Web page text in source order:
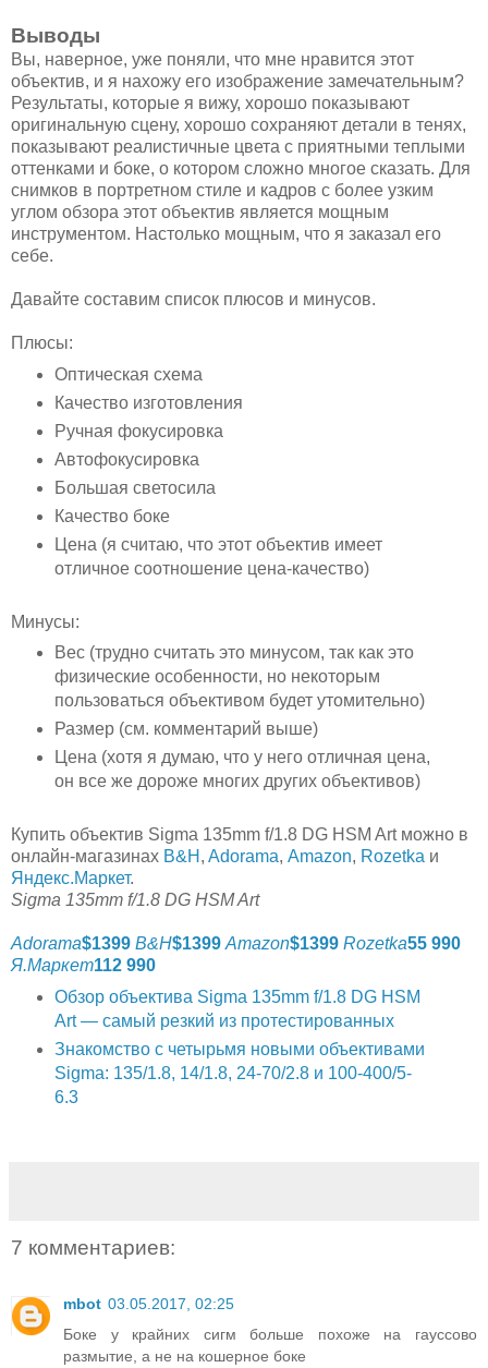
Выводы
Вы, наверное, уже поняли, что мне нравится этот
объектив, и я нахожу его изображение замечательным?
Результаты, которые я вижу, хорошо показывают
оригинальную сцену, хорошо сохраняют детали в тенях,
показывают реалистичные цвета с приятными теплыми
оттенками и боке, о котором сложно многое сказать. Для
снимков в портретном стиле и кадров с более узким
углом обзора этот объектив является мощным
инструментом. Настолько мощным, что я заказал его
себе.
Давайте составим список плюсов и минусов.
Плюсы:
Оптическая схема
Качество изготовления
Ручная фокусировка
Автофокусировка
Большая светосила
Качество боке
Цена (я считаю, что этот объектив имеет
отличное соотношение цена-качество)
Минусы:
Вес (трудно считать это минусом, так как это
физические особенности, но некоторым
пользоваться объективом будет утомительно)
Размер (см. комментарий выше)
Цена (хотя я думаю, что у него отличная цена,
он все же дороже многих других объективов)
Купить объектив Sigma 135mm f/1.8 DG HSM Art можно в
онлайн-магазинах B&H , Adorama, Amazon, Rozetka и
Яндекс.Маркет.
Sigma 135mm f/1.8 DG HSM Art
Adorama$1399 B&H$1399 Amazon$1399 Rozetka55 990
Я.Маркет112 990
Обзор объектива Sigma 135mm f/1.8 DG HSM
Art — самый резкий из протестированных
Знакомство с четырьмя новыми объективами
Sigma: 135/1.8, 14/1.8, 24-70/2.8 и 100-400/5-
6.3
7 комментариев:
mbot 03.05.2017, 02:25
Боке у крайних сигм больше похоже на гауссово
размытие, а не на кошерное боке